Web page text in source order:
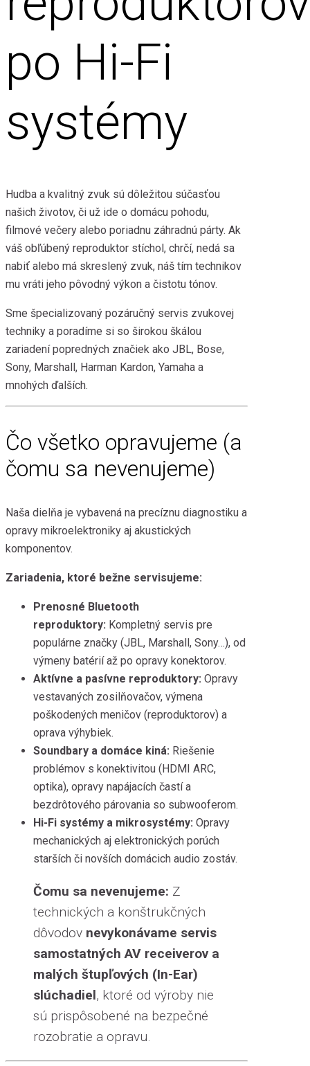
po Hi-Fi
systémy
Hudba a kvalitný zvuk sú dôležitou súčasťou
našich životov, či už ide o domácu pohodu,
filmové večery alebo poriadnu záhradnú párty. Ak
váš obľúbený reproduktor stíchol, chrčí, nedá sa
nabiť alebo má skreslený zvuk, náš tím technikov
mu vráti jeho pôvodný výkon a čistotu tónov.
Sme špecializovaný pozáručný servis zvukovej
techniky a poradíme si so širokou škálou
zariadení popredných značiek ako JBL, Bose,
Sony, Marshall, Harman Kardon, Yamaha a
mnohých ďalších.
Čo všetko opravujeme (a
čomu sa nevenujeme)
Naša dielňa je vybavená na precíznu diagnostiku a
opravy mikroelektroniky aj akustických
komponentov.
Zariadenia, ktoré bežne servisujeme:
Prenosné Bluetooth
reproduktory: Kompletný servis pre
populárne značky (JBL, Marshall, Sony…), od
výmeny batérií až po opravy konektorov.
Aktívne a pasívne reproduktory: Opravy
vestavaných zosilňovačov, výmena
poškodených meničov (reproduktorov) a
oprava výhybiek.
Soundbary a domáce kiná: Riešenie
problémov s konektivitou (HDMI ARC,
optika), opravy napájacích častí a
bezdrôtového párovania so subwooferom.
Hi-Fi systémy a mikrosystémy: Opravy
mechanických aj elektronických porúch
starších či novších domácich audio zostáv.
Čomu sa nevenujeme: Z
technických a konštrukčných
dôvodov nevykonávame servis
samostatných AV receiverov a
malých štupľových (In-Ear)
slúchadiel, ktoré od výroby nie
sú prispôsobené na bezpečné
rozobratie a opravu.